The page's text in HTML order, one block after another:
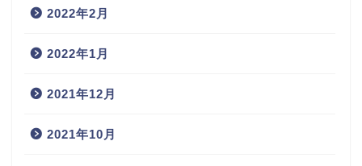
2022年2月
2022年1月
2021年12月
2021年10月